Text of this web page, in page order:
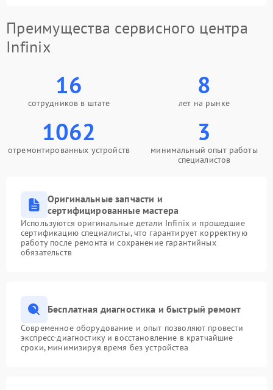
Преимущества сервисного центра
Infinix
16
сотрудников в штате
8
лет на рынке
1062
отремонтированных устройств
3
минимальный опыт работы
специалистов
Оригинальные запчасти и
сертифицированные мастера
Используются оригинальные детали Infinix и прошедшие
сертификацию специалисты, что гарантирует корректную
работу после ремонта и сохранение гарантийных
обязательств
Бесплатная диагностика и быстрый ремонт
Современное оборудование и опыт позволяют провести
экспресс-диагностику и восстановление в кратчайшие
сроки, минимизируя время без устройства